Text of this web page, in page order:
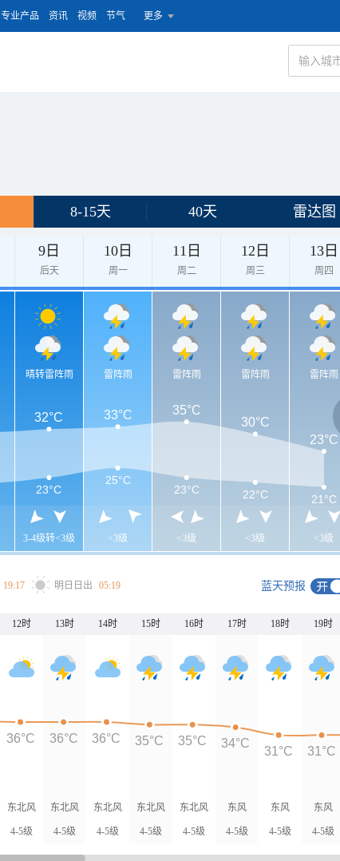
专业产品 资讯 视频 节气 更多
8-15天 40天 雷达图
9日
后天
10日
周一
11日
周二
12日
周三
13日
周四
晴转雷阵雨
3-4级转<3级
雷阵雨
<3级
雷阵雨
<3级
雷阵雨
<3级
雷阵雨
<3级
32°C 33°C
35°C
30°C
23°C
23°C
25°C
23°C 22°C 21°C
19:17 明日日出 05:19 蓝天预报
12时 13时 14时 15时 16时 17时 18时 19时
东北风
4-5级
东北风
4-5级
东北风
4-5级
东北风
4-5级
东北风
4-5级
东风
4-5级
东风
4-5级
东风
4-5级
36°C 36°C 36°C 35°C 35°C 34°C
31°C 31°C